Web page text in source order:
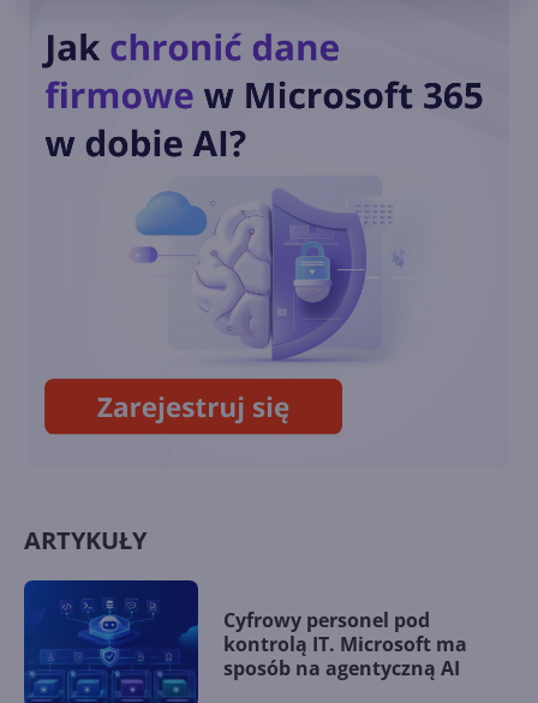
platformy iOS i Android
Twitterem
Bing Finanse wkrótce jako
część marki MSN
ARTYKUŁY
Cyfrowy personel pod
kontrolą IT. Microsoft ma
sposób na agentyczną AI